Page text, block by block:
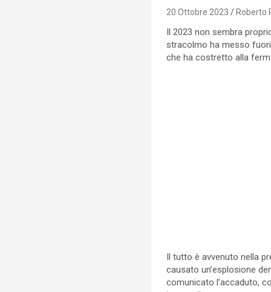
20 Ottobre 2023 Roberto
Il 2023 non sembra
stracolmo ha messo
che ha costretto alla
Il tutto è avvenuto nella
causato un’esplosione
comunicato l’accaduto,